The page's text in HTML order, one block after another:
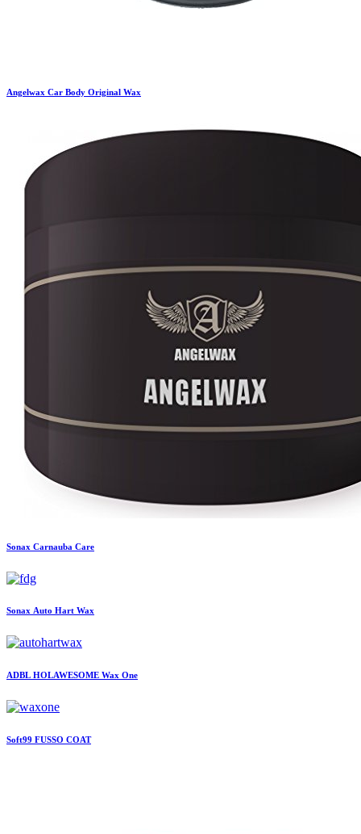
Angelwax Car Body Original Wax
Sonax Carnauba Care
Sonax Auto Hart Wax
ADBL HOLAWESOME Wax One
Soft99 FUSSO COAT